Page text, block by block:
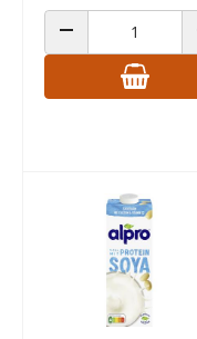
ANZAHL VERRINGERN